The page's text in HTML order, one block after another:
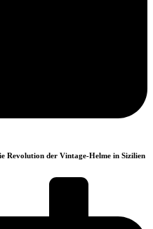
Revolution der Vintage-Helme in Sizilien